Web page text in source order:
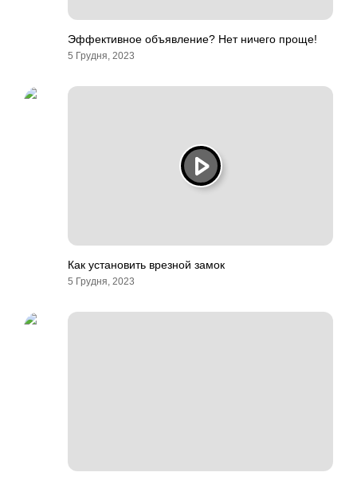
Эффективное объявление? Нет ничего проще!
5 Грудня, 2023
Как установить врезной замок
5 Грудня, 2023